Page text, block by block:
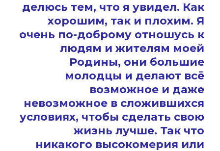
делюсь тем, что я увидел. Как
хорошим, так и плохим. Я
очень по-доброму отношусь к
людям и жителям моей
Родины, они большие
молодцы и делают всё
возможное и даже
невозможное в сложившихся
условиях, чтобы сделать свою
жизнь лучше. Так что
никакого высокомерия или